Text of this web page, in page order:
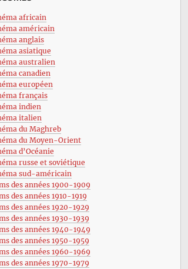
africain
américain
anglais
asiatique
australien
canadien
européen
français
indien
italien
du Maghreb
du Moyen-Orient
d’Océanie
russe et soviétique
sud-américain
des années 1900-1909
des années 1910-1919
des années 1920-1929
des années 1930-1939
des années 1940-1949
des années 1950-1959
des années 1960-1969
des années 1970-1979